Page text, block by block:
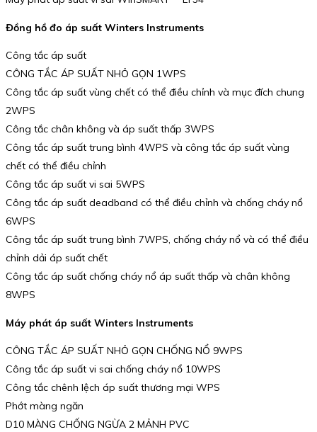
Đồng hồ đo áp suất Winters Instruments
Công tắc áp suất
CÔNG TẮC ÁP SUẤT NHỎ GỌN 1WPS
Công tắc áp suất vùng chết có thể điều chỉnh và mục đích chung
2WPS
Công tắc chân không và áp suất thấp 3WPS
Công tắc áp suất trung bình 4WPS và công tắc áp suất vùng
chết có thể điều chỉnh
Công tắc áp suất vi sai 5WPS
Công tắc áp suất deadband có thể điều chỉnh và chống cháy nổ
6WPS
Công tắc áp suất trung bình 7WPS, chống cháy nổ và có thể điều
chỉnh dải áp suất chết
Công tắc áp suất chống cháy nổ áp suất thấp và chân không
8WPS
Máy phát áp suất Winters Instruments
CÔNG TẮC ÁP SUẤT NHỎ GỌN CHỐNG NỔ 9WPS
Công tắc áp suất vi sai chống cháy nổ 10WPS
Công tắc chênh lệch áp suất thương mại WPS
Phớt màng ngăn
D10 MÀNG CHỐNG NGỪA 2 MẢNH PVC